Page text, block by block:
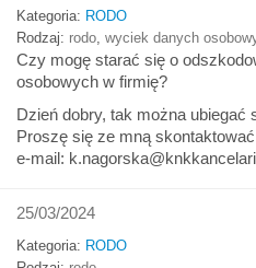
Kategoria: RODO
Rodzaj: rodo wyciek danych
Czy mogę starać się o
osobowych w firmię?
Dzień dobry, tak można ubiegać
Proszę się ze mną
e-mail:
25/03/2024
Kategoria: RODO